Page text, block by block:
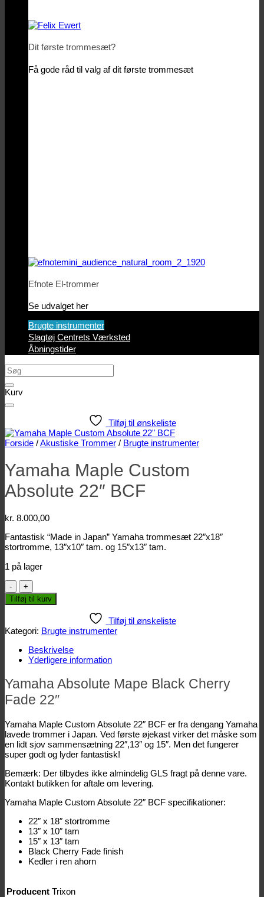
Dit første trommesæt?
Få gode råd til valg af dit første trommesæt
Efnote El-trommer
Se udvalget her
Brugte instrumenter
Slagtøj Centrets Værksted
Åbningstider
Søg
efter:
Kurv
Tilføj til ønskeliste
Forside /Akustiske Trommer / Brugte instrumenter
Yamaha Maple Custom
Absolute 22″ BCF
kr. 8.000,00
Fantastisk “Made in Japan” Yamaha trommesæt 22″x18″
stortromme, 13″x10″ tam. og 15″x13″ tam.
1 på lager
Yamaha
Maple
Custom
BCF
antal
Tilføj til kurv
Tilføj til ønskeliste
Kategori: Brugte instrumenter
Beskrivelse
Yderligere information
Yamaha Absolute Mape Black Cherry
Fade 22″
Yamaha Maple Custom Absolute 22″ BCF er fra dengang Yamaha
lavede trommer i Japan. Ved første øjekast virker det måske som
en lidt sjov sammensætning 22″,13″ og 15″. Men det fungerer
super godt og lyder fantastisk!
Bemærk: Der tilbydes ikke almindelig GLS fragt på denne vare.
Kontakt butikken for aftale om levering.
Yamaha Maple Custom Absolute 22″ BCF specifikationer:
22″ x 18″ stortromme
13″ x 10″ tam
15″ x 13″ tam
Black Cherry Fade finish
Kedler i ren ahorn
Producent Trixon